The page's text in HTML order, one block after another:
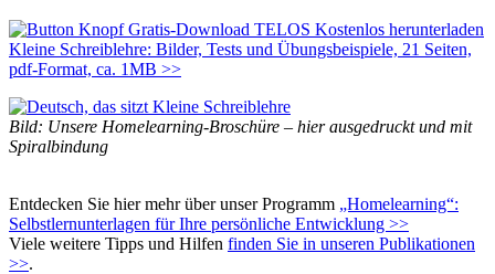
Kleine Schreiblehre: Bilder, Tests und Übungsbeispiele, 21 Seiten,
pdf-Format, ca. 1MB >>
Bild: Unsere Homelearning-Broschüre – hier ausgedruckt und mit
Spiralbindung
Entdecken Sie hier mehr über unser Programm „Homelearning“:
Selbstlernunterlagen für Ihre persönliche Entwicklung >>
Viele weitere Tipps und Hilfen finden Sie in unseren Publikationen
>>.